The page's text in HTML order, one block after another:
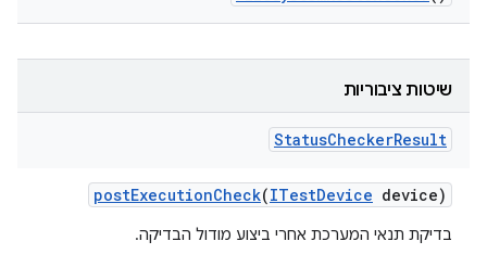
שיטות ציבוריות
StatusCheckerResult
postExecutionCheck(ITestDevice device)
בדיקת תנאי המערכת אחרי ביצוע מודול הבדיקה.